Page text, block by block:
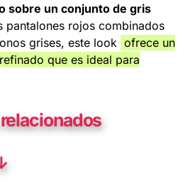
sobre un conjunto de gris
pantalones rojos combinados
grises, este look ofrece un
que es ideal para